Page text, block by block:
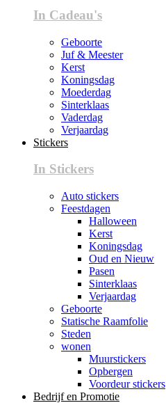
In Cadeau's
Geboorte
Juf & Meester
Kerst
Koningsdag
Moederdag
Sinterklaas
Vaderdag
Verjaardag
Stickers
In Stickers
Auto stickers
Feestdagen
Halloween
Kerst
Koningsdag
Oud en Nieuw
Pasen
Sinterklaas
Verjaardag
Geboorte
Statische Raamfolie
Steden
wonen
Muurstickers
Opbergen
Voordeur stickers
Bedrijf en Promotie